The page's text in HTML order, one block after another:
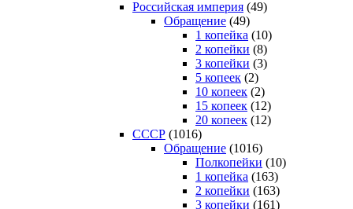
Российская империя (49)
Обращение (49)
1 копейка (10)
2 копейки (8)
3 копейки (3)
5 копеек (2)
10 копеек (2)
15 копеек (12)
20 копеек (12)
СССР (1016)
Обращение (1016)
Полкопейки (10)
1 копейка (163)
2 копейки (163)
3 копейки (161)